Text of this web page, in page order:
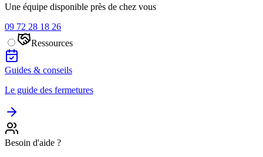
Une équipe disponible près de chez vous
09 72 28 18 26
Ressources
Guides & conseils
Le guide des fermetures
Besoin d'aide ?